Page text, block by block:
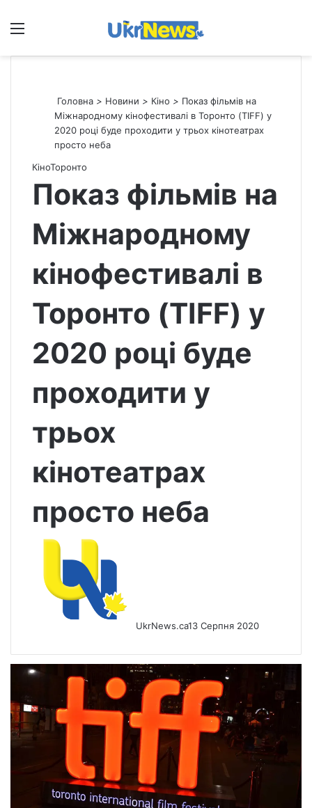
Меню
Головна > Новини > Кіно > Показ фільмів на
Міжнародному кінофестивалі в Торонто (TIFF) у
2020 році буде проходити у трьох кінотеатрах
просто неба
КіноТоронто
Показ фільмів на
Міжнародному
кінофестивалі в
Торонто (TIFF) у
2020 році буде
проходити у
трьох
кінотеатрах
просто неба
UkrNews.ca13 Серпня 2020